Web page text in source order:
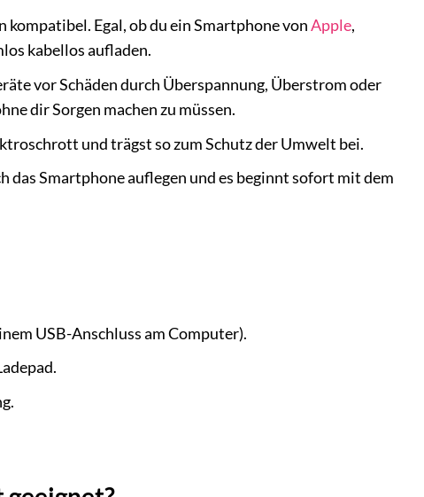
Egal, ob du ein Smartphone vonApple,
kabellos aufladen.
vor Schäden durch Überspannung, Überstrom oder
dir Sorgen machen zu müssen.
und trägst so zum Schutz der Umwelt bei.
das Smartphone auflegen und es beginnt sofort mit dem
USB-Anschluss am Computer).